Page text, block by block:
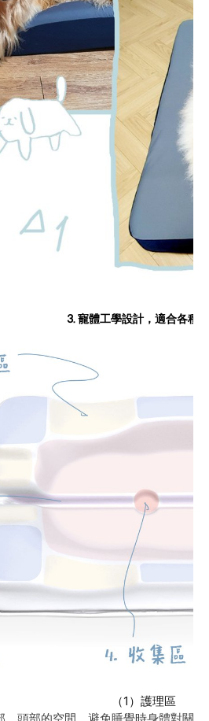
3.寵體工學設計，適合各種
（1）護理區
、頭部的空間，避免睡覺時身體對關